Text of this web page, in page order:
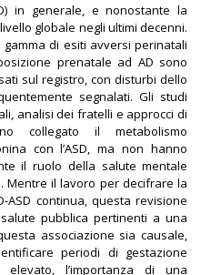
in generale, e nonostante la
globale negli ultimi decenni.
di esiti avversi perinatali
prenatale ad AD sono
sul registro, con disturbi dello
segnalati. Gli studi
analisi dei fratelli e approcci di
collegato il metabolismo
con l’ASD, ma non hanno
il ruolo della salute mentale
Mentre il lavoro per decifrare la
ASD continua, questa revisione
pubblica pertinenti a una
associazione sia causale,
periodi di gestazione
l’importanza di una